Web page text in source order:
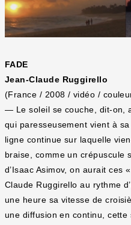
FADE
Jean-Claude Ruggirello
(France / 2008 / vidéo /
— Le soleil se couche, dit-on,
qui paresseusement vient à
ligne continue sur laquelle
braise, comme un crépuscule
d’Isaac Asimov, on aurait ces
Claude Ruggirello au rythme
une heure sa vitesse de
une diffusion en continu,